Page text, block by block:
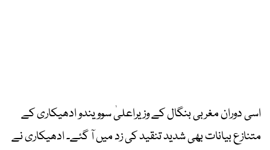
اسی دوران مغربی بنگال کے وزیراعلیٰ سوویندو ادھیکاری کے
متنازع بیانات بھی شدید تنقید کی زد میں آ گئے۔ ادھیکاری نے